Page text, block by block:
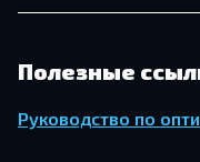
Полезные
Руководство по